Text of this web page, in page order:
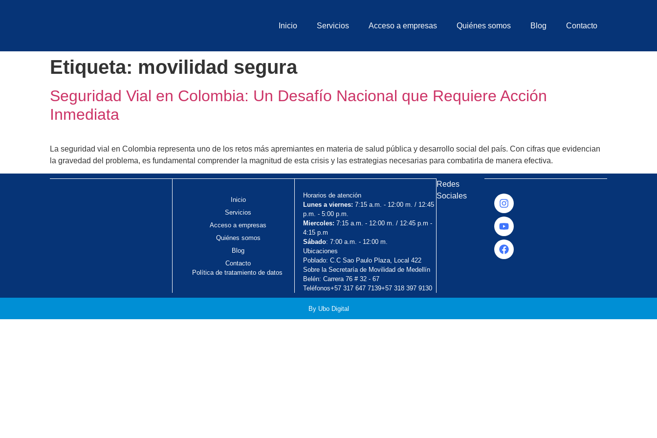
Inicio Servicios Acceso a empresas Quiénes somos Blog Contacto
Etiqueta: movilidad segura
Seguridad Vial en Colombia: Un Desafío Nacional que Requiere Acción
Inmediata
La seguridad vial en Colombia representa uno de los retos más apremiantes en materia de salud pública y desarrollo social del país. Con cifras que evidencian
la gravedad del problema, es fundamental comprender la magnitud de esta crisis y las estrategias necesarias para combatirla de manera efectiva.
Inicio
Servicios
Acceso a empresas
Quiénes somos
Blog
Contacto
Política de tratamiento de datos
Horarios de atención
Lunes a viernes: 7:15 a.m. - 12:00 m. / 12:45
p.m. - 5:00 p.m.
Miercoles: 7:15 a.m. - 12:00 m. / 12:45 p.m -
4:15 p.m
Sábado: 7:00 a.m. - 12:00 m.
Ubicaciones
Poblado: C.C Sao Paulo Plaza, Local 422
Sobre la Secretaría de Movilidad de Medellín
Belén: Carrera 76 # 32 - 67
Teléfonos+57 317 647 7139+57 318 397 9130
Redes
Sociales
By Ubo Digital